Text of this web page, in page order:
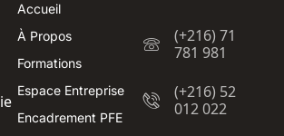
Accueil
À Propos
Formations
Espace Entreprise
Encadrement PFE
(+216) 71
781 981
(+216) 52
012 022